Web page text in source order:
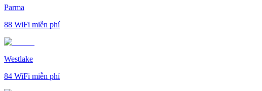
Parma
88 WiFi miễn phí
Westlake
84 WiFi miễn phí